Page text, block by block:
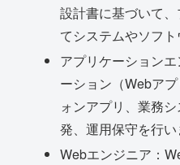
設計書に基づいて
てシステムやソフト
アプリケーション
ーション（Webア
ォンアプリ、業務
発、運用保守を行い
Webエンジニア：